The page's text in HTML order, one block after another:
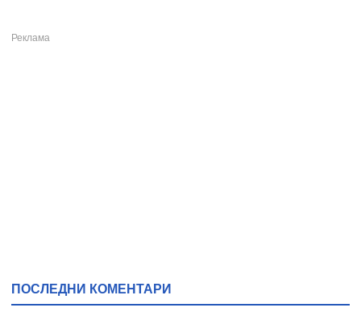
ПОСЛЕДНИ КОМЕНТАРИ